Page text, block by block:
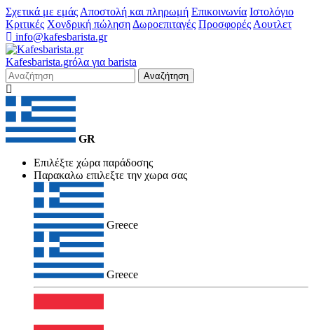
Σχετικά με εμάς Αποστολή και πληρωμή Επικοινωνία Ιστολόγιο
Κριτικές Χονδρική πώληση Δωροεπιταγές Προσφορές Αουτλετ
info@kafesbarista.gr
Kafesbarista.grόλα για barista
Αναζήτηση
GR
Επιλέξτε χώρα παράδοσης
Παρακαλω επιλεξτε την χωρα σας
Greece
Greece